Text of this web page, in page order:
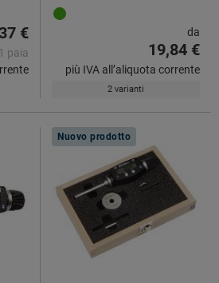
€
paia
da
19,84 €
più IVA all’aliquota corrente
2 varianti
Nuovo prodotto